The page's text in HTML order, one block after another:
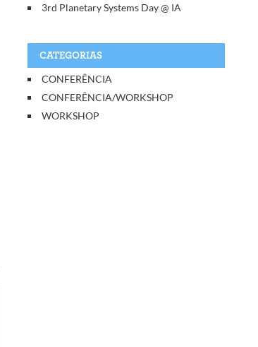
3rd Planetary Systems Day @ IA
CATEGORIAS
CONFERÊNCIA
CONFERÊNCIA/WORKSHOP
WORKSHOP